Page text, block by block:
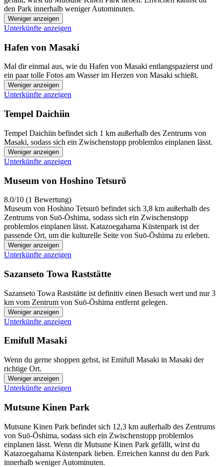
den Park innerhalb weniger Autominuten.
Weniger anzeigen
Unterkünfte anzeigen
Hafen von Masaki
Mal dir einmal aus, wie du Hafen von Masaki entlangspazierst und
ein paar tolle Fotos am Wasser im Herzen von Masaki schießt.
Weniger anzeigen
Unterkünfte anzeigen
Tempel Daichiin
Tempel Daichiin befindet sich 1 km außerhalb des Zentrums von
Masaki, sodass sich ein Zwischenstopp problemlos einplanen lässt.
Weniger anzeigen
Unterkünfte anzeigen
Museum von Hoshino Tetsurō
8.0/10 (1 Bewertung)
Museum von Hoshino Tetsurō befindet sich 3,8 km außerhalb des
Zentrums von Suō-Ōshima, sodass sich ein Zwischenstopp
problemlos einplanen lässt. Katazoegahama Küstenpark ist der
passende Ort, um die kulturelle Seite von Suō-Ōshima zu erleben.
Weniger anzeigen
Unterkünfte anzeigen
Sazanseto Towa Raststätte
Sazanseto Towa Raststätte ist definitiv einen Besuch wert und nur 3
km vom Zentrum von Suō-Ōshima entfernt gelegen.
Weniger anzeigen
Unterkünfte anzeigen
Emifull Masaki
Wenn du gerne shoppen gehst, ist Emifull Masaki in Masaki der
richtige Ort.
Weniger anzeigen
Unterkünfte anzeigen
Mutsune Kinen Park
Mutsune Kinen Park befindet sich 12,3 km außerhalb des Zentrums
von Suō-Ōshima, sodass sich ein Zwischenstopp problemlos
einplanen lässt. Wenn dir Mutsune Kinen Park gefällt, wirst du
Katazoegahama Küstenpark lieben. Erreichen kannst du den Park
innerhalb weniger Autominuten.